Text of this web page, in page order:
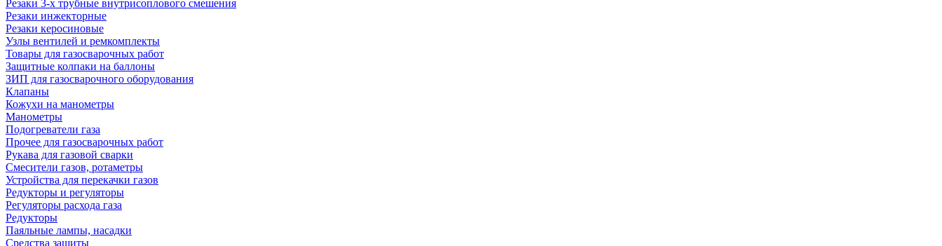
Резаки 3-х трубные внутрисоплового смешения
Резаки инжекторные
Резаки керосиновые
Узлы вентилей и ремкомплекты
Товары для газосварочных работ
Защитные колпаки на баллоны
ЗИП для газосварочного оборудования
Клапаны
Кожухи на манометры
Манометры
Подогреватели газа
Прочее для газосварочных работ
Рукава для газовой сварки
Смесители газов, ротаметры
Устройства для перекачки газов
Редукторы и регуляторы
Регуляторы расхода газа
Редукторы
Паяльные лампы, насадки
Средства защиты